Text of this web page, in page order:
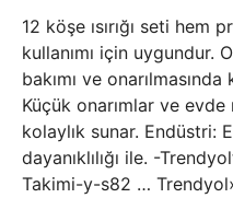
12 köşe ısırığı seti hem
kullanımı için uygundur.
bakımı ve
Küçük onarımlar ve
kolaylık sunar. Endüstri:
dayanıklılığı ile. -
Takimi-y-s82 …